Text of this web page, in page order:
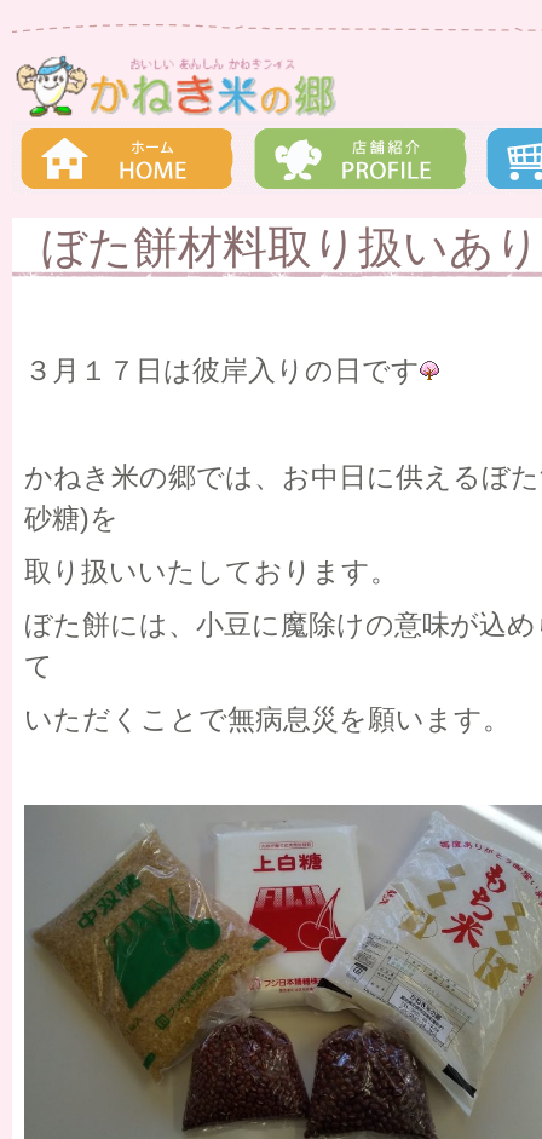
ぼた餅材料取り扱いあ
３月１７日は彼岸入りの日です
かねき米の郷では、お中日に供えるぼ
砂糖)を
取り扱いいたしております。
ぼた餅には、小豆に魔除けの意味が込
て
いただくことで無病息災を願います。